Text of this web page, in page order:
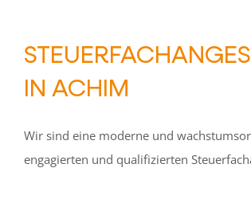
IN ACHIM
Wir sind eine moderne und
engagierten und qualifizierten